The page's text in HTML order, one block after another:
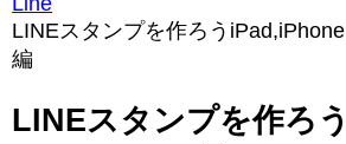
LINEスタンプを作ろうiPad,iPhone
編
LINEスタンプを作ろう